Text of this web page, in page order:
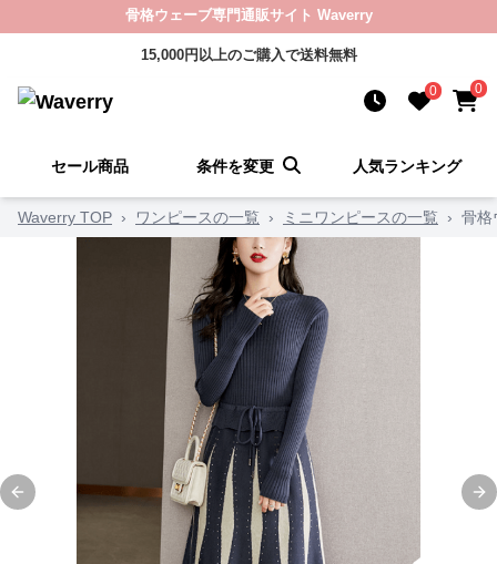
骨格ウェーブ専門通販サイト Waverry
15,000円以上のご購入で送料無料
0 0
セール商品 条件を変更 人気ランキング
Waverry TOP › ワンピースの一覧 › ミニワンピースの一覧 › 骨格
Previous slide